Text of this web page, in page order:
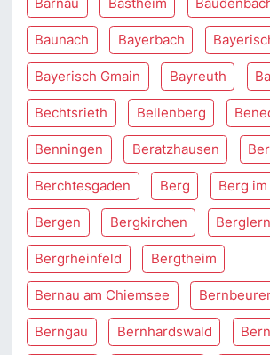
Bärnau Bastheim
Baunach Bayerbach
Bayerisch Gmain Bayreuth
Bechtsrieth Bellenberg
Benningen Beratzhausen
Berchtesgaden Berg Berg im
Bergen Bergkirchen Berglern
Bergrheinfeld Bergtheim
Bernau am Chiemsee
Berngau Bernhardswald